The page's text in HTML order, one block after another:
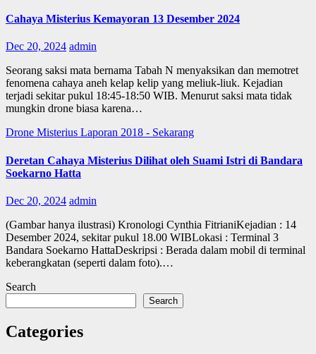
Cahaya Misterius Kemayoran 13 Desember 2024
Dec 20, 2024 admin
Seorang saksi mata bernama Tabah N menyaksikan dan memotret
fenomena cahaya aneh kelap kelip yang meliuk-liuk. Kejadian
terjadi sekitar pukul 18:45-18:50 WIB. Menurut saksi mata tidak
mungkin drone biasa karena…
Drone Misterius Laporan 2018 - Sekarang
Deretan Cahaya Misterius Dilihat oleh Suami Istri di Bandara
Soekarno Hatta
Dec 20, 2024 admin
(Gambar hanya ilustrasi) Kronologi Cynthia FitrianiKejadian : 14
Desember 2024, sekitar pukul 18.00 WIBLokasi : Terminal 3
Bandara Soekarno HattaDeskripsi : Berada dalam mobil di terminal
keberangkatan (seperti dalam foto).…
Search
Search
Categories